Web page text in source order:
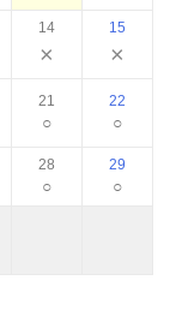
14
×
15
×
21
○
22
○
28
○
29
○